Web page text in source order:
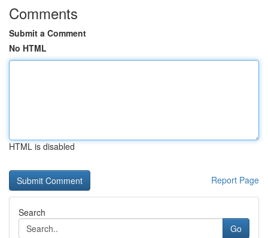
Comments
Submit a Comment
No HTML
HTML is disabled
Report Page
Search
Go